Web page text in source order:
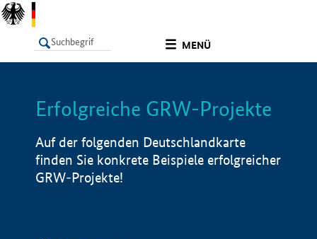
MENÜ
LISTE Info
Erfolgreiche GRW-Projekte
Auf der folgenden Deutschlandkarte
finden Sie konkrete Beispiele erfolgreicher
GRW-Projekte!